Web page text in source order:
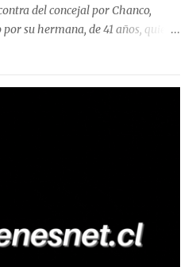
del concejal por Chanco,
su hermana, de 41 años, quien
cerca de las 11:30 horas en el
vehículo y, en medio de la
de los hombros, empujado al
y manos, mientr...